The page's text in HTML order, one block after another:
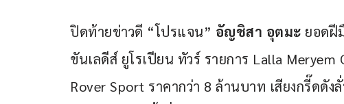
ปิดท้ายข่าวดี “โปรแจน” อัญชิสา อุตมะ ยอดฝี
ขันเลดีส์ ยูโรเปียน ทัวร์ รายการ Lalla
Rover Sport ราคากว่า 8 ล้านบาท เสียงกรี๊ดดัง